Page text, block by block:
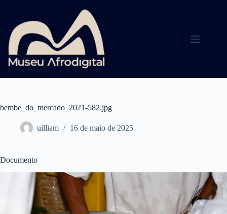
conteúdo
bembe_do_mercado_2021-582.jpg
uilliam 16 de maio de 2025
Documento